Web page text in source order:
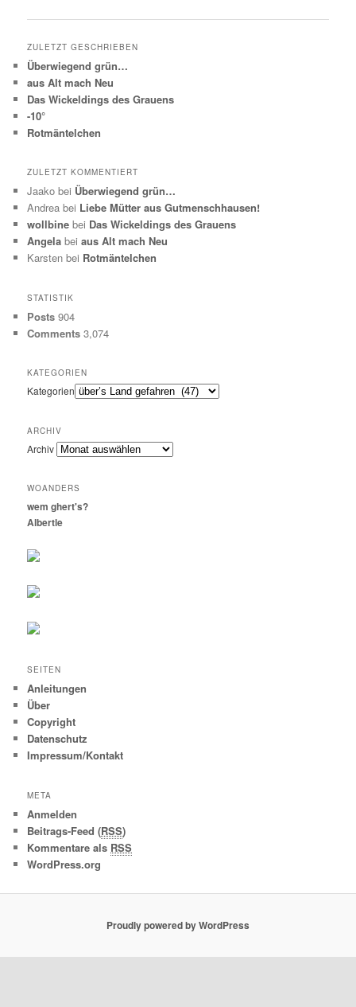
ZULETZT GESCHRIEBEN
Überwiegend grün…
aus Alt mach Neu
Das Wickeldings des Grauens
-10°
Rotmäntelchen
ZULETZT KOMMENTIERT
Jaako bei Überwiegend grün…
Andrea bei Liebe Mütter aus Gutmenschhausen!
wollbine bei Das Wickeldings des Grauens
Angela beiaus Alt mach Neu
Karsten bei Rotmäntelchen
STATISTIK
Posts 904
Comments 3,074
KATEGORIEN
Kategorien
ARCHIV
Archiv
WOANDERS
wem ghert's?
Albertle
SEITEN
Anleitungen
Über
Copyright
Datenschutz
Impressum/Kontakt
META
Anmelden
Beitrags-Feed (RSS)
Kommentare als RSS
WordPress.org
Proudly powered by WordPress